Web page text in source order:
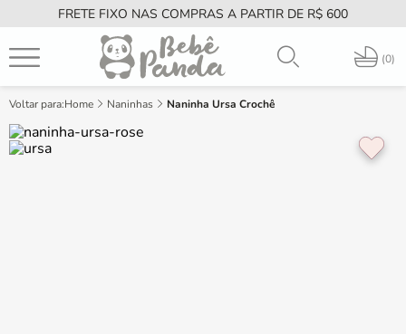
FRETE FIXO NAS COMPRAS A PARTIR DE R$ 600
0
Home Naninhas Naninha Ursa Crochê
PT